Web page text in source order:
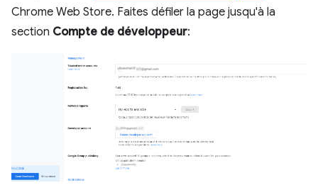
Chrome Web Store. Faites défiler la page jusqu'à la
section Compte de développeur: